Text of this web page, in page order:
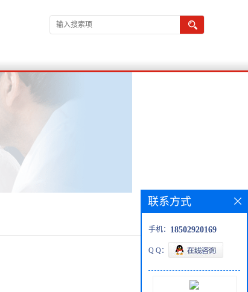
联系方式
手机： 18502920169
Q Q：